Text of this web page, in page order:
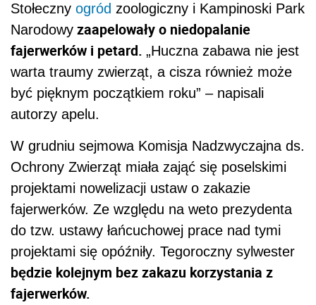
Stołeczny ogród zoologiczny i Kampinoski Park
Narodowy zaapelowały o niedopalanie
fajerwerków i petard. „Huczna zabawa nie jest
warta traumy zwierząt, a cisza również może
być pięknym początkiem roku” – napisali
autorzy apelu.
W grudniu sejmowa Komisja Nadzwyczajna ds.
Ochrony Zwierząt miała zająć się poselskimi
projektami nowelizacji ustaw o zakazie
fajerwerków. Ze względu na weto prezydenta
do tzw. ustawy łańcuchowej prace nad tymi
projektami się opóźniły. Tegoroczny sylwester
będzie kolejnym bez zakazu korzystania z
fajerwerków.